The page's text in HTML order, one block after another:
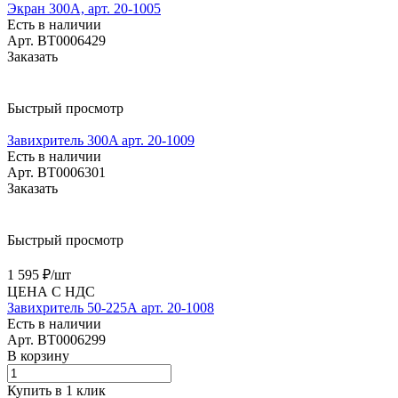
Экран 300А, арт. 20-1005
Есть в наличии
Арт. BT0006429
Заказать
Быстрый просмотр
Завихритель 300A арт. 20-1009
Есть в наличии
Арт. BT0006301
Заказать
Быстрый просмотр
1 595 ₽/шт
ЦЕНА С НДС
Завихритель 50-225А арт. 20-1008
Есть в наличии
Арт. BT0006299
В корзину
Купить в 1 клик